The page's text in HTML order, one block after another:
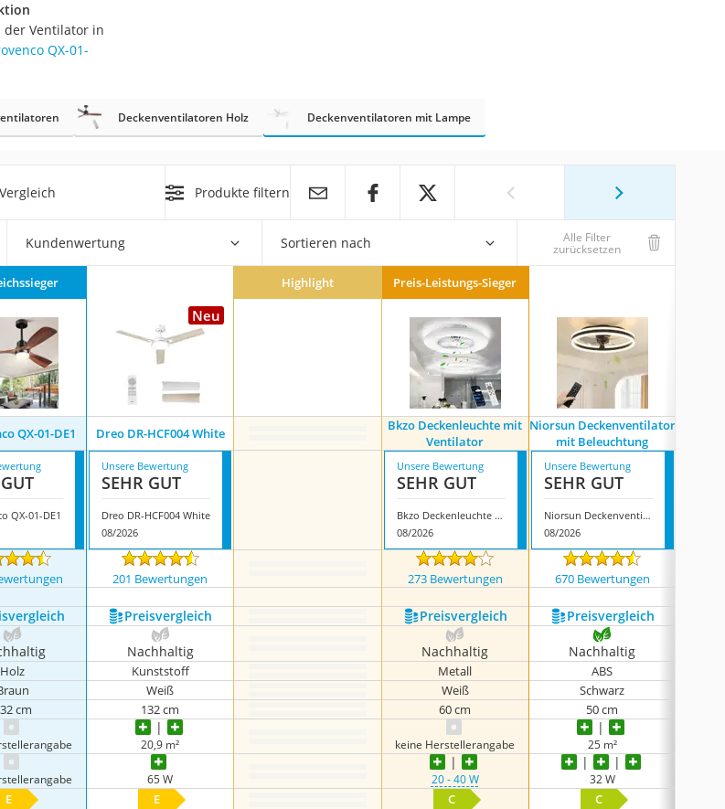
der Ventilator in
‎QX-01-
Deckenventilatoren Holz Deckenventilatoren mit Lampe
Produkte filtern
Kundenwertung Sortieren nach Alle Filter
zurücksetzen
Neu
Highlight Preis-Leistungs-Sieger
‎QX-01-DE1 Dreo DR-HCF004 White
Bkzo Deckenleuchte mit
Ventilator
Niorsun Deckenventilator
mit Beleuchtung
‎QX-01-DE1
Unsere Bewertung
SEHR GUT
Dreo DR-HCF004 White
08/2026
Unsere Bewertung
SEHR GUT
Bkzo Deckenleuchte mit Ventilator
08/2026
Unsere Bewertung
SEHR GUT
Niorsun Deckenventilator mit Beleuchtung
08/2026
201 Bewertungen 273 Bewertungen 670 Bewertungen
Preis­vergleich Preis­vergleich Preis­vergleich
Nachhaltig Nachhaltig Nachhaltig
Holz Kunststoff Metall
ABS
Weiß Weiß
Schwarz
cm 132 cm 60 cm
50 cm
20,9 m² keine Herstellerangabe 25 m²
65 W 20 - 40 W 32 W
E E C
C